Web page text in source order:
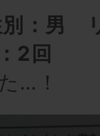
：男
2回
…！